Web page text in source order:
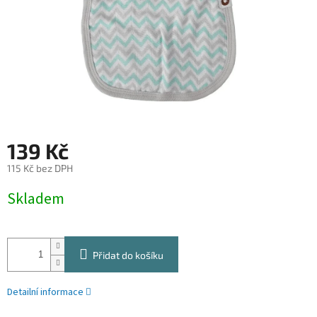
139 Kč
115 Kč bez DPH
cena:
Skladem
Přidat do košíku
Detailní informace